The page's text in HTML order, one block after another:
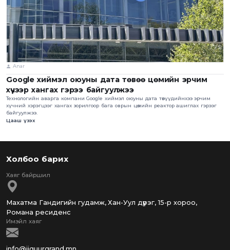
Anar
Google хиймэл оюуны дата төвөө цөмийн эрчим
хүчээр хангах гэрээ байгуулжээ
Технологийн аварга компани Google хиймэл оюуны дата төвүүдийнхээ эрчим
хүчний хэрэгцээг хангах зорилгоор бага оврын цөмийн реактор ашиглах гэрээг
байгуулжээ.
Цааш үзэх
Холбоо барих
Махатма Гандигийн гудамж, Хан-Уул дүүрэг, 15-р хороо,
Романа ресиденс